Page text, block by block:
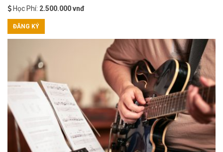
Học Phí: 2.500.000 vnđ
ĐĂNG KÝ